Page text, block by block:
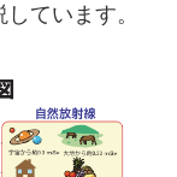
ています。